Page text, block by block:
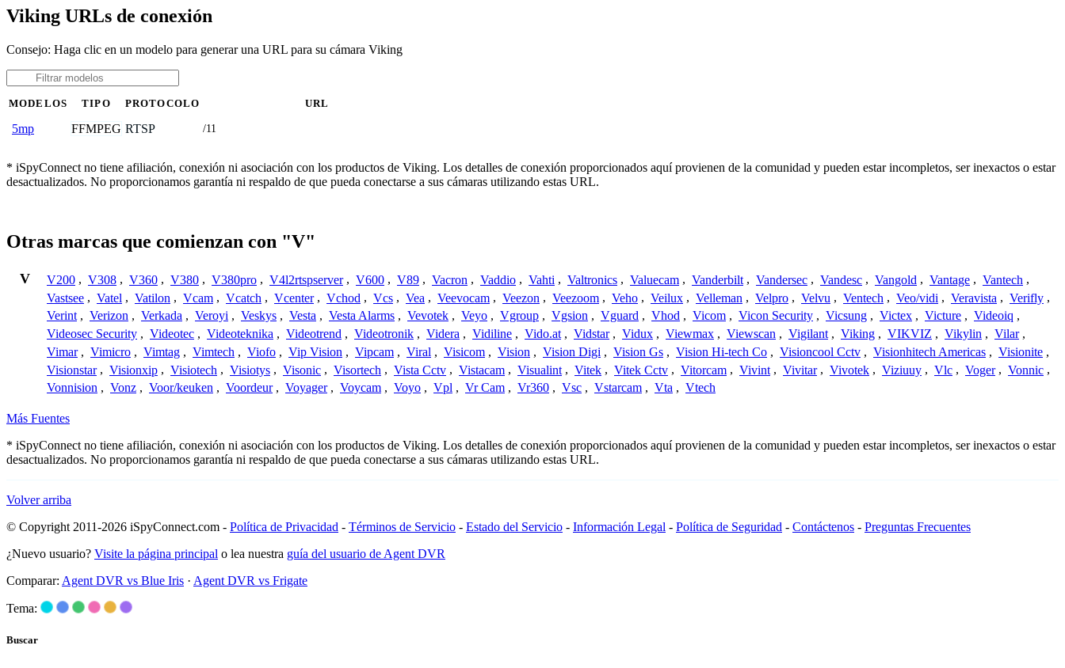
Viking URLs de conexión
Consejo: Haga clic en un modelo para generar una URL para su cámara Viking
MODELOS TIPO PROTOCOLO URL
5mp FFMPEG RTSP /11
* iSpyConnect no tiene afiliación, conexión ni asociación con los productos de Viking. Los detalles de conexión proporcionados aquí provienen de la comunidad y pueden estar incompletos, ser inexactos o estar
desactualizados. No proporcionamos garantía ni respaldo de que pueda conectarse a sus cámaras utilizando estas URL.
Otras marcas que comienzan con "V"
V V200 , V308 , V360 , V380 , V380pro , V4l2rtspserver , V600 , V89 , Vacron , Vaddio , Vahti , Valtronics , Valuecam , Vanderbilt , Vandersec , Vandesc , Vangold , Vantage , Vantech ,
Vastsee , Vatel , Vatilon , Vcam , Vcatch , Vcenter , Vchod , Vcs , Vea , Veevocam , Veezon , Veezoom , Veho , Veilux , Velleman , Velpro , Velvu , Ventech , Veo/vidi , Veravista , Verifly ,
Verint , Verizon , Verkada , Veroyi , Veskys , Vesta , Vesta Alarms , Vevotek , Veyo , Vgroup , Vgsion , Vguard , Vhod , Vicom , Vicon Security , Vicsung , Victex , Victure , Videoiq ,
Videosec Security , Videotec , Videoteknika , Videotrend , Videotronik , Videra , Vidiline , Vido.at , Vidstar , Vidux , Viewmax , Viewscan , Vigilant , Viking , VIKVIZ , Vikylin , Vilar ,
Vimar , Vimicro , Vimtag , Vimtech , Viofo , Vip Vision , Vipcam , Viral , Visicom , Vision , Vision Digi , Vision Gs , Vision Hi-tech Co , Visioncool Cctv , Visionhitech Americas , Visionite ,
Visionstar , Visionxip , Visiotech , Visiotys , Visonic , Visortech , Vista Cctv , Vistacam , Visualint , Vitek , Vitek Cctv , Vitorcam , Vivint , Vivitar , Vivotek , Viziuuy , Vlc , Voger , Vonnic ,
Vonnision , Vonz , Voor/keuken , Voordeur , Voyager , Voycam , Voyo , Vpl , Vr Cam , Vr360 , Vsc , Vstarcam , Vta , Vtech
Más Fuentes
* iSpyConnect no tiene afiliación, conexión ni asociación con los productos de Viking. Los detalles de conexión proporcionados aquí provienen de la comunidad y pueden estar incompletos, ser inexactos o estar
desactualizados. No proporcionamos garantía ni respaldo de que pueda conectarse a sus cámaras utilizando estas URL.
Volver arriba
© Copyright 2011-2026 iSpyConnect.com - Política de Privacidad - Términos de Servicio - Estado del Servicio - Información Legal - Política de Seguridad - Contáctenos - Preguntas Frecuentes
¿Nuevo usuario? Visite la página principal o lea nuestra guía del usuario de Agent DVR
Comparar: Agent DVR vs Blue Iris · Agent DVR vs Frigate
Tema:
Buscar